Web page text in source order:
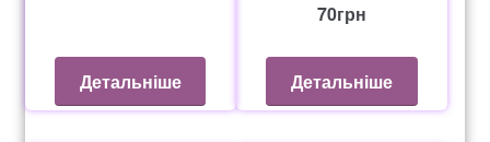
Детальніше
70грн
Детальніше